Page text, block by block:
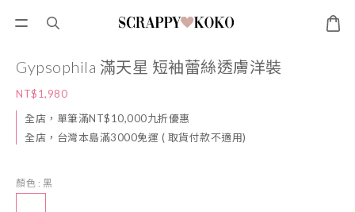
Gypsophila 滿天星 短袖蕾絲透膚洋裝
NT$1,980
全店，單筆滿NT$10,000九折優惠
全店，台灣本島滿3000免運 ( 取貨付款不適用)
顏色 : 黑